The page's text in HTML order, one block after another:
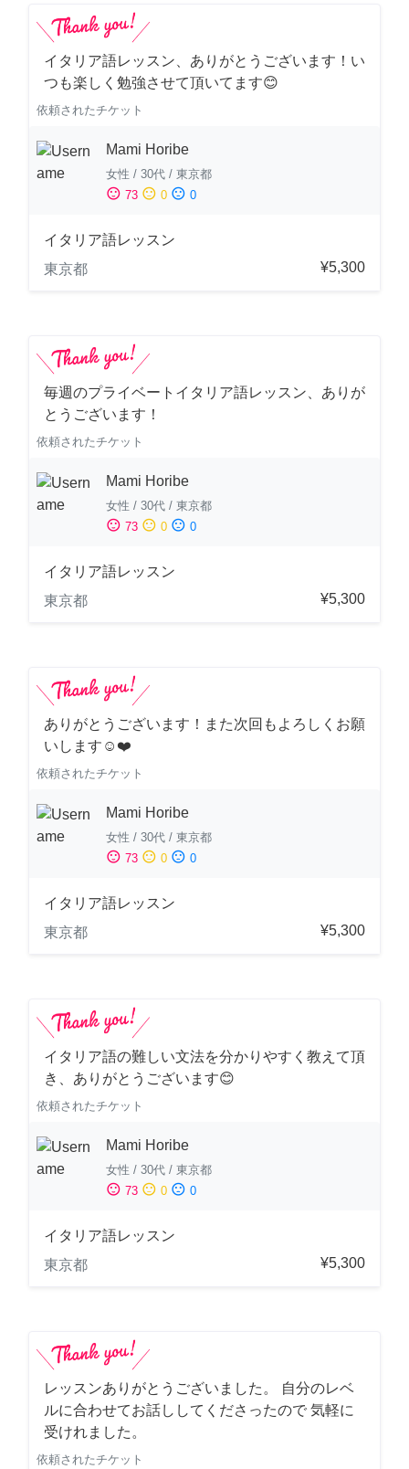
イタリア語レッスン、ありがとうございます！い
つも楽しく勉強させて頂いてます😊
依頼されたチケット
Mami Horibe
女性 / 30代 / 東京都
sentiment_satisfied 73 sentiment_neutral 0 sentiment_dissatisfied 0
イタリア語レッスン
東京都
¥5,300
毎週のプライベートイタリア語レッスン、ありが
とうございます！
依頼されたチケット
Mami Horibe
女性 / 30代 / 東京都
sentiment_satisfied 73 sentiment_neutral 0 sentiment_dissatisfied 0
イタリア語レッスン
東京都
¥5,300
ありがとうございます！また次回もよろしくお願
いします☺️❤️
依頼されたチケット
Mami Horibe
女性 / 30代 / 東京都
sentiment_satisfied 73 sentiment_neutral 0 sentiment_dissatisfied 0
イタリア語レッスン
東京都
¥5,300
イタリア語の難しい文法を分かりやすく教えて頂
き、ありがとうございます😊
依頼されたチケット
Mami Horibe
女性 / 30代 / 東京都
sentiment_satisfied 73 sentiment_neutral 0 sentiment_dissatisfied 0
イタリア語レッスン
東京都
¥5,300
レッスンありがとうございました。 自分のレベ
ルに合わせてお話ししてくださったので 気軽に
受けれました。
依頼されたチケット